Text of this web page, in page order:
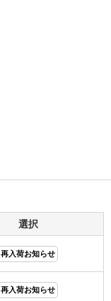
選択
再入荷お知らせ
再入荷お知らせ